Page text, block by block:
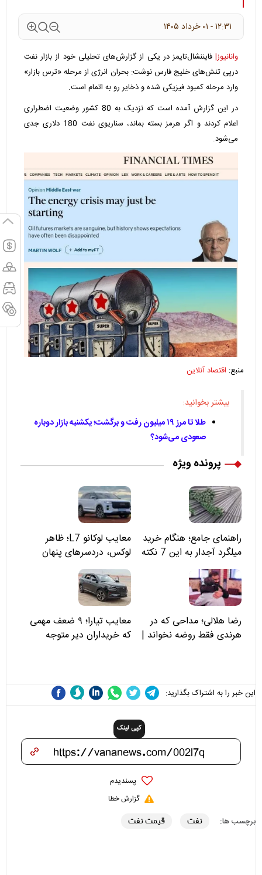
۱۲:۳۱ - ۰۱ خرداد ۱۴۰۵
وانانیوز| فایننشال‌تایمز در یکی از گزارش‌های تحلیلی خود از بازار نفت
درپی تنش‌های خلیج فارس نوشت: بحران انرژی از مرحله «ترس بازار»
وارد مرحله کمبود فیزیکی شده و ذخایر رو به اتمام است.
در این گزارش آمده است که نزدیک به 80 کشور وضعیت اضطراری
اعلام کردند و اگر هرمز بسته بماند، سناریوی نفت 180 دلاری جدی
می‌شود.
منبع: اقتصاد آنلاین
بیشتر بخوانید:
طلا تا مرز ۱۹ میلیون رفت و برگشت؛ یکشنبه بازار دوباره
صعودی می‌شود؟
پرونده ویژه
راهنمای جامع؛ هنگام خرید
میلگرد آجدار به این 7 نکته
توجه کنید
معایب لوکانو L7؛ ظاهر
لوکس، دردسرهای پنهان
رضا هلالی؛ مداحی که در
هرندی فقط روضه نخواند |
معایب تیارا؛ ۹ ضعف مهمی
که خریداران دیر متوجه
این خبر را به اشتراک بگذارید:
کپی لینک
پسندیدم
گزارش خطا
برچسب ها: نفت قیمت نفت